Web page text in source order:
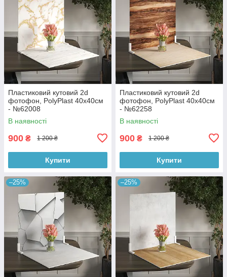
Пластиковий кутовий 2d
фотофон, PolyPlast 40x40см
- №62008
В наявності
900 ₴ 1 200 ₴
Купити
Пластиковий кутовий 2d
фотофон, PolyPlast 40x40см
- №62258
В наявності
900 ₴ 1 200 ₴
Купити
–25% –25%